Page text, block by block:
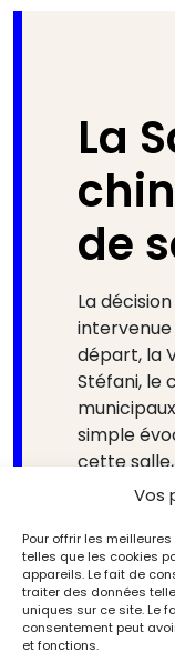
Vos
Pour offrir les
telles que les cookies
appareils. Le fait de
traiter des données
uniques sur ce site. Le
consentement peut
et fonctions.
La
de
La
départ, la
Stéfani, le
simple
cette
la fin des
deux bas-
dragons
de rouge
combles